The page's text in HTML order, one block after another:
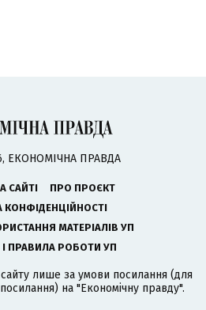
ЕКОНОМІЧНА ПРАВДА
САЙТІ
ПРО ПРОЄКТ
КОНФІДЕНЦІЙНОСТІ
МАТЕРІАЛІВ УП
ПРАВИЛА РОБОТИ УП
лише за умови посилання (для
на "Економічну правду".